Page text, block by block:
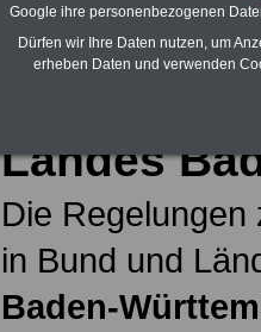
Landes
Die
in Bund und
Baden-
Google ihre personenbezogenen
Dürfen wir Ihre Daten nutzen, um
erheben Daten und verwenden